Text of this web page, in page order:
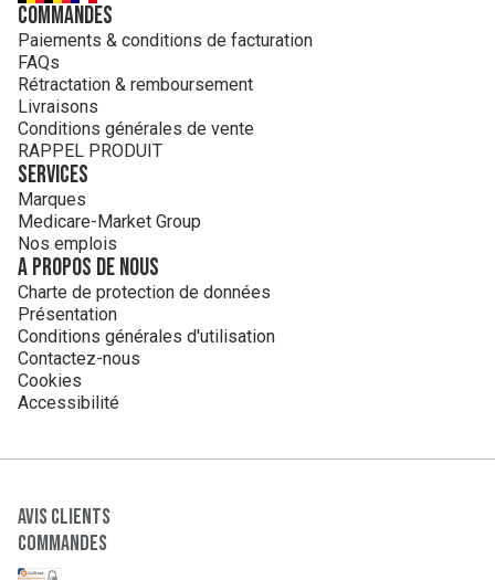
Commandes
Paiements & conditions de facturation
FAQs
Rétractation & remboursement
Livraisons
Conditions générales de vente
RAPPEL PRODUIT
Services
Marques
Medicare-Market Group
Nos emplois
A propos de nous
Charte de protection de données
Présentation
Conditions générales d'utilisation
Contactez-nous
Cookies
Accessibilité
Avis clients
Commandes